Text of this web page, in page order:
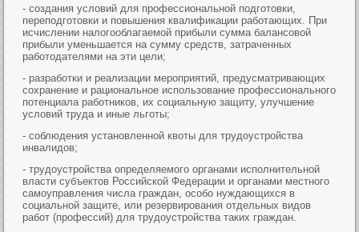
- создания условий для профессиональной подготовки,
переподготовки и повышения квалификации работающих. При
исчислении налогооблагаемой прибыли сумма балансовой
прибыли уменьшается на сумму средств, затраченных
работодателями на эти цели;
- разработки и реализации мероприятий, предусматривающих
сохранение и рациональное использование профессионального
потенциала работников, их социальную защиту, улучшение
условий труда и иные льготы;
- соблюдения установленной квоты для трудоустройства
инвалидов;
- трудоустройства определяемого органами исполнительной
власти субъектов Российской Федерации и органами местного
самоуправления числа граждан, особо нуждающихся в
социальной защите, или резервирования отдельных видов
работ (профессий) для трудоустройства таких граждан.